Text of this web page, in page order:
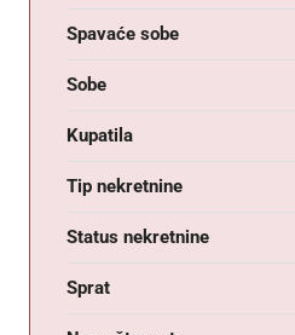
Spavaće sobe
Sobe
Kupatila
Tip nekretnine
Status nekretnine
Sprat